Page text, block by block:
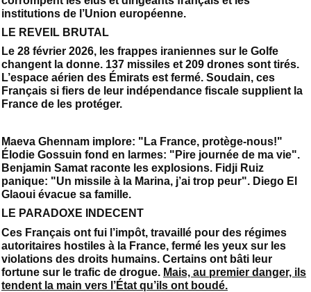
institutions de l’Union européenne.
LE REVEIL BRUTAL
Le 28 février 2026, les frappes iraniennes sur le Golfe
changent la donne. 137 missiles et 209 drones sont tirés.
L’espace aérien des Émirats est fermé. Soudain, ces
Français si fiers de leur indépendance fiscale supplient la
France de les protéger.
Maeva Ghennam implore: "La France, protège-nous!"
Élodie Gossuin fond en larmes: "Pire journée de ma vie".
Benjamin Samat raconte les explosions. Fidji Ruiz
panique: "Un missile à la Marina, j’ai trop peur". Diego El
Glaoui évacue sa famille.
LE PARADOXE INDECENT
Ces Français ont fui l’impôt, travaillé pour des régimes
autoritaires hostiles à la France, fermé les yeux sur les
violations des droits humains. Certains ont bâti leur
fortune sur le trafic de drogue. Mais, au premier danger, ils
tendent la main vers l’État qu’ils ont boudé.